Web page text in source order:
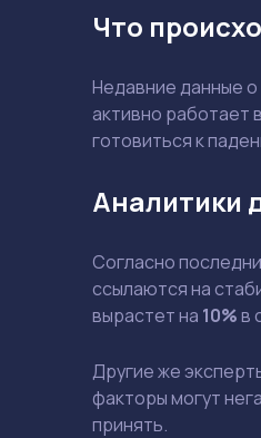
Что
Недавние данные
активно работает
готовиться к
Аналитики
Согласно
ссылаются на
вырастет на 10%в
Другие же
факторы могут
принять.